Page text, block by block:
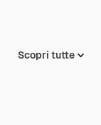
Scopri tutte